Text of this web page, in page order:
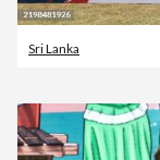
Sri Lanka